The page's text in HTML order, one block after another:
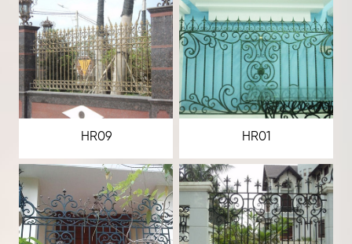
HR09 HR01